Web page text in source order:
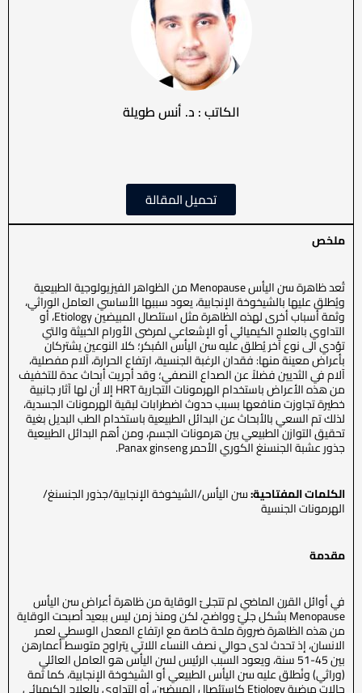
الكاتب : د. أنس طويلة
تحميل المقالة
ملخص
تُعد ظاهرة سن اليأس Menopause من الظواهر الفيزيولوجية الطبيعية
ويُطلق عليها بالشيخوخة الإنجابية، يعود سببها الأساسي العامل الوراثي،
وثمة أسباب أخرى لهذه الظاهرة مثل استئصال المبيضين Etiology، أو
التداوي بالعلاج الكيميائي أو الإشعاعي لمرضى الأورام الخبيثة والتي
تؤدي الى نوع آخر يُطلق عليه سن اليأس المُبكر؛ كلا النوعين يشتركان
بأعراض معينة منها: فقدان الرغبة الجنسية، ارتفاع الحرارة، آلام مفصلية،
آلام في الثديين فضلاً عن الصداع النصفي؛ وقد أجريت أبحاث عدة للتخفيف
من هذه الأعراض باستخدام الهرمونات التجارية HRT إلا أن لها آثار جانبية
خطيرة تجاوزت منافعها بسبب حدوث اضطرابات لبقية الهرمونات الجسدية،
لذلك تم السعي بالأبحاث عن البدائل الطبيعية باستخدام الطب البديل بغية
تحقيق التوازن الطبيعي بين هرمونات الجسم، ومن أهم البدائل الطبيعية
جذور عشبة الجنسنغ الكوري الأحمر Panax ginseng.
الكلمات المفتاحية:سن اليأس/الشيخوخة الإنجابية/جذور الجنسنغ/
الهرمونات الجنسية
مقدمة
في أوائل القرن الماضي لم تتجلىّ الوقاية من ظاهرة أعراض سن اليأس
Menopause بشكل جليّ وواضح، لكن ومنذ زمن ليس ببعيد أصبحت الوقاية
من هذه الظاهرة ضرورة ملحة خاصة مع ارتفاع المعدل الوسطي لعمر
الانسان، إذ تحدث لدى حوالي نصف النساء اللاتي يتراوح متوسط أعمارهن
بين 45-51 سنة، ويعود السبب الرئيس لسن اليأس هو العامل العائلي
(وراثي) ونُطلق عليه سن اليأس الطبيعي أو الشيخوخة الإنجابية، كما ثمة